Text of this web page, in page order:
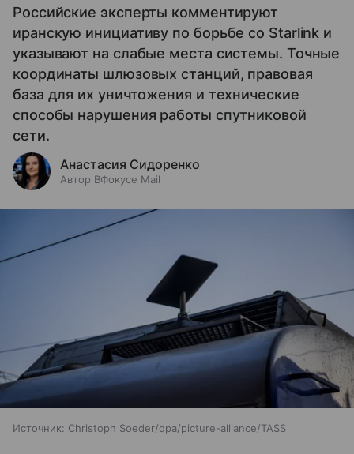
Российские эксперты комментируют
иранскую инициативу по борьбе со Starlink и
указывают на слабые места системы. Точные
координаты шлюзовых станций, правовая
база для их уничтожения и технические
способы нарушения работы спутниковой
сети.
Анастасия Сидоренко
Автор ВФокусе Mail
Источник: Christoph Soeder/dpa/picture-alliance/TASS